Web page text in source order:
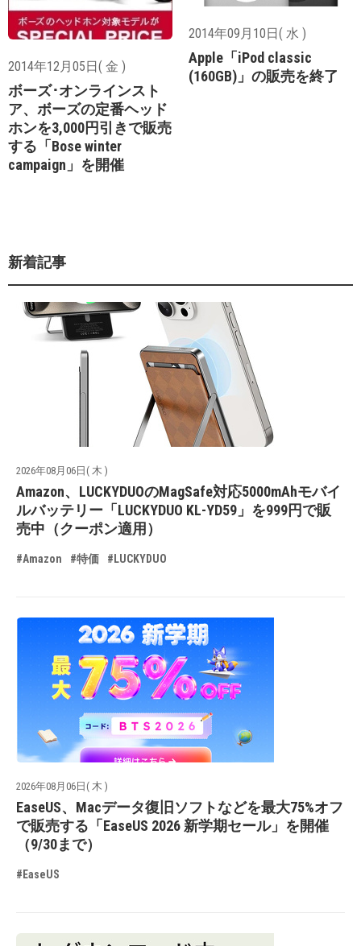
2014年12月05日( 金 )
ボーズ･オンラインスト
ア、ボーズの定番ヘッド
ホンを3,000円引きで販売
する「Bose winter
campaign」を開催
2014年09月10日( 水 )
Apple「iPod classic
(160GB)」の販売を終了
新着記事
2026年08月06日( 木 )
Amazon、LUCKYDUOのMagSafe対応5000mAhモバイ
ルバッテリー「LUCKYDUO KL-YD59」を999円で販
売中（クーポン適用）
#Amazon #特価 #LUCKYDUO
2026年08月06日( 木 )
EaseUS、Macデータ復旧ソフトなどを最大75%オフ
で販売する「EaseUS 2026 新学期セール」を開催
（9/30まで）
#EaseUS